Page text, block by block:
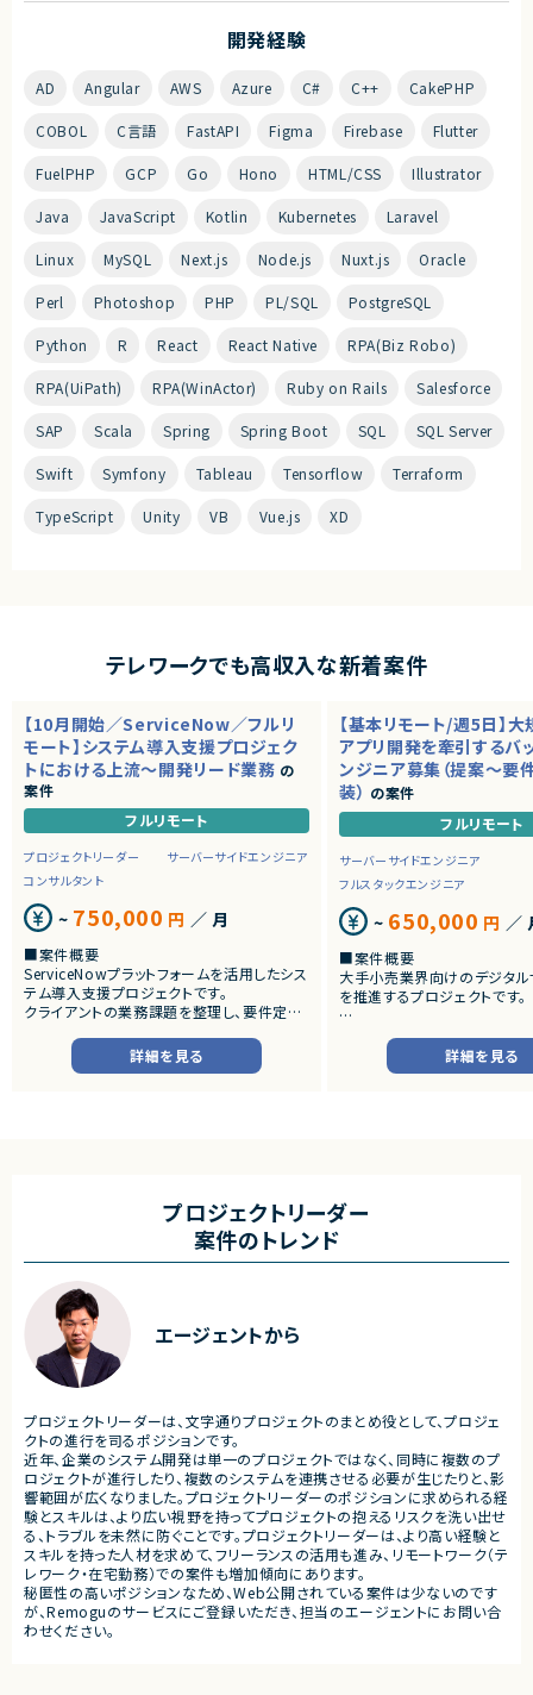
開発経験
AD Angular AWS Azure C# C++ CakePHP
COBOL C言語 FastAPI Figma Firebase Flutter
FuelPHP GCP Go Hono HTML/CSS Illustrator
Java JavaScript Kotlin Kubernetes Laravel
Linux MySQL Next.js Node.js Nuxt.js Oracle
Perl Photoshop PHP PL/SQL PostgreSQL
Python R React React Native RPA(Biz Robo)
RPA(UiPath) RPA(WinActor) Ruby on Rails Salesforce
SAP Scala Spring Spring Boot SQL SQL Server
Swift Symfony Tableau Tensorflow Terraform
TypeScript Unity VB Vue.js XD
テレワークでも高収入な新着案件
【10月開始／ServiceNow／フルリ
モート】システム導入支援プロジェク
トにおける上流～開発リード業務 の
案件
フルリモート
プロジェクトリーダー
サーバーサイドエンジニア
コンサルタント
~ 750,000 円 ／ 月
■案件概要
ServiceNowプラットフォームを活用したシス
テム導入支援プロジェクトです。
クライアントの業務課題を整理し、要件定義
だきます。
・詳細設計書、テスト仕様書等のドキュメント
・成果物レビューおよび品質管理
・開発メンバーへの技術支援、進捗管理
■体制
・少人数体制でのプロジェクト推進
・クライアントおよび開発メンバーとのコミュ
ニケーションあり
■募集背景
プロジェクト拡大に伴う増員募集
詳細を見る
【基本リモート/週5日】
アプリ開発を牽引するバ
ンジニア募集（提案～要
装） の案件
フルリモート
サーバーサイドエンジニア
フルスタックエンジニア
~ 650,000 円 ／
■案件概要
大手小売業界向けのデジタ
を推進するプロジェクトです。
■プロダクトやサービスの概
・店舗向けスマホアプリおよ
システムの継続的なエンハ
・要件整理および要件定義支
・バックエンドシステムの設計
・リリース対応および品質向
■担当工程
・要件定義
・基本設計
・詳細設計
・実装
・テスト
・リリース対応
■その他補足
・複数ベンダーによる混成チ
・全体約100名規模の大型プ
詳細を見る
プロジェクトリーダー
案件のトレンド
エージェントから
プロジェクトリーダーは、文字通りプロジェクトのまとめ役として、プロジェ
クトの進行を司るポジションです。
近年、企業のシステム開発は単一のプロジェクトではなく、同時に複数のプ
ロジェクトが進行したり、複数のシステムを連携させる必要が生じたりと、影
響範囲が広くなりました。プロジェクトリーダーのポジションに求められる経
験とスキルは、より広い視野を持ってプロジェクトの抱えるリスクを洗い出せ
る、トラブルを未然に防ぐことです。プロジェクトリーダーは、より高い経験と
スキルを持った人材を求めて、フリーランスの活用も進み、リモートワーク（テ
レワーク・在宅勤務）での案件も増加傾向にあります。
秘匿性の高いポジションなため、Web公開されている案件は少ないのです
が、Remoguのサービスにご登録いただき、担当のエージェントにお問い合
わせください。